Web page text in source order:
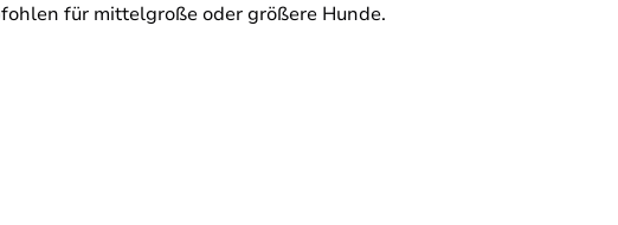
für mittelgroße oder größere Hunde.